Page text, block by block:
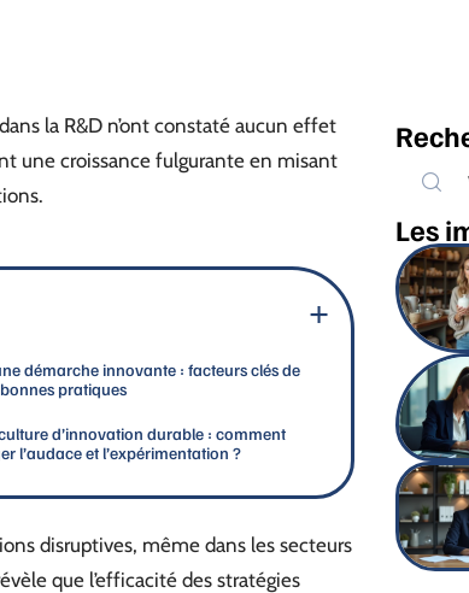
la R&D n’ont constaté aucun effet
une croissance fulgurante en misant
démarche innovante : facteurs clés de
pratiques
d’innovation durable : comment
l’audace et l’expérimentation ?
disruptives, même dans les secteurs
que l’efficacité des stratégies
Les